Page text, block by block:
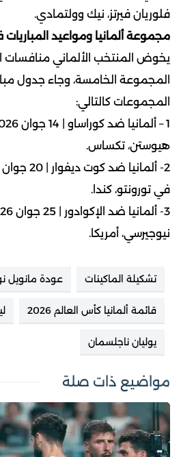
فلوريان فيرتز، نيك وولتمادي.
مجموعة ألمانيا ومواعيد
يخوض المنتخب الألماني منافسات
المجموعة الخامسة، وجاء جدول
المجموعات كالتالي:
هيوستن، تكساس.
في تورونتو، كندا.
نيوجيرسي، أمريكا.
تشكيلة الماكينات عودة مانويل
قائمة ألمانيا كأس العالم 2026
يوليان ناجلسمان
مواضيع ذات صلة